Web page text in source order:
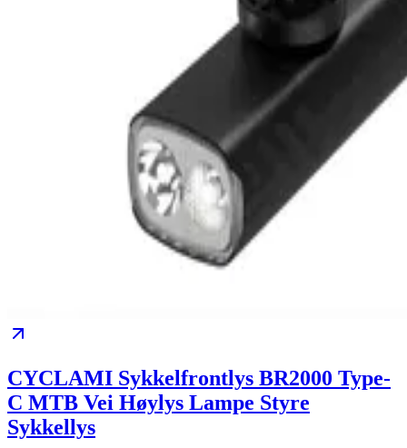
CYCLAMI Sykkelfrontlys BR2000 Type-
C MTB Vei Høylys Lampe Styre
Sykkellys